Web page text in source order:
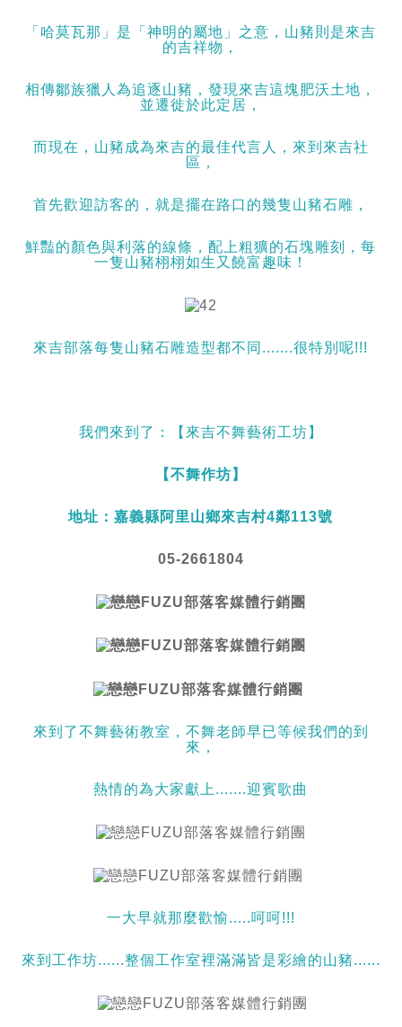
「哈莫瓦那」是「神明的屬地」之意，山豬則是來吉
的吉祥物，
相傳鄒族獵人為追逐山豬，發現來吉這塊肥沃土地，
並遷徙於此定居，
而現在，山豬成為來吉的最佳代言人，來到來吉社
區，
首先歡迎訪客的，就是擺在路口的幾隻山豬石雕，
鮮豔的顏色與利落的線條，配上粗獷的石塊雕刻，每
一隻山豬栩栩如生又饒富趣味！
來吉部落每隻山豬石雕造型都不同.......很特別呢!!!
我們來到了：【來吉不舞藝術工坊】
【不舞作坊】
地址：嘉義縣阿里山鄉來吉村4鄰113號
05-2661804
來到了不舞藝術教室，不舞老師早已等候我們的到
來，
熱情的為大家獻上.......迎賓歌曲
一大早就那麼歡愉.....呵呵!!!
來到工作坊......整個工作室裡滿滿皆是彩繪的山豬......